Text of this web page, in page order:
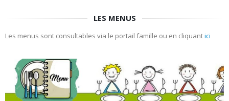
LES MENUS
Les menus sont consultables via le portail famille ou en cliquantici